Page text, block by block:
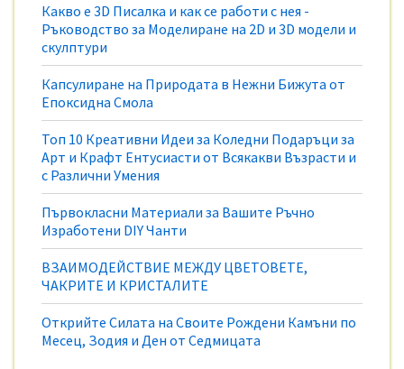
Какво е 3D Писалка и как се работи с нея -
Ръководство за Моделиране на 2D и 3D модели и
скулптури
Капсулиране на Природата в Нежни Бижута от
Епоксидна Смола
Топ 10 Креативни Идеи за Коледни Подаръци за
Арт и Крафт Ентусиасти от Всякакви Възрасти и
с Различни Умения
Първокласни Материали за Вашите Ръчно
Изработени DIY Чанти
ВЗАИМОДЕЙСТВИЕ МЕЖДУ ЦВЕТОВЕТЕ,
ЧАКРИТЕ И КРИСТАЛИТЕ
Открийте Силата на Своите Рождени Камъни по
Месец, Зодия и Ден от Седмицата